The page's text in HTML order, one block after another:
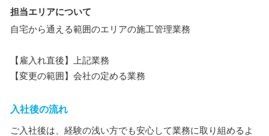
担当エリアについて
自宅から通える範囲のエリアの施工管理業務
【雇入れ直後】上記業務
【変更の範囲】会社の定める業務
入社後の流れ
ご入社後は、経験の浅い方でも安心して業務に取り組めるよ